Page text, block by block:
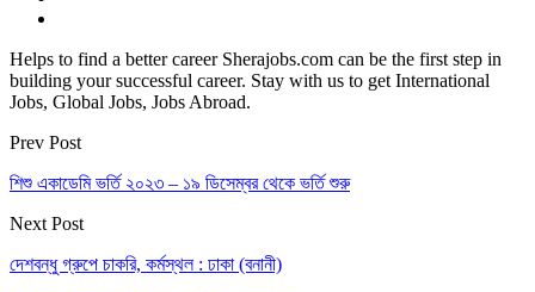
Helps to find a better career Sherajobs.com can be the first step in
building your successful career. Stay with us to get International
Jobs, Global Jobs, Jobs Abroad.
Prev Post
শিশু একাডেমি ভর্তি ২০২৩ – ১৯ ডিসেম্বর থেকে ভর্তি শুরু
Next Post
দেশবন্ধু গ্রুপে চাকরি, কর্মস্থল : ঢাকা (বনানী)